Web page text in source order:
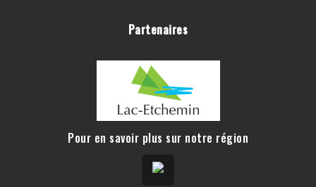
Partenaires
Pour en savoir plus sur notre région